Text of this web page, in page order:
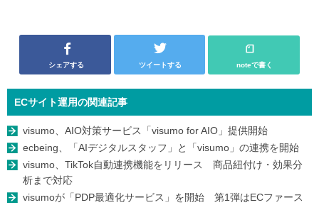
シェアする ツイートする noteで書く
ECサイト運用の関連記事
visumo、AIO対策サービス「visumo for AIO」提供開始
ecbeing、「AIデジタルスタッフ」と「visumo」の連携を開始
visumo、TikTok自動連携機能をリリース 商品紐付け・効果分
析まで対応
visumoが「PDP最適化サービス」を開始 第1弾はECファース